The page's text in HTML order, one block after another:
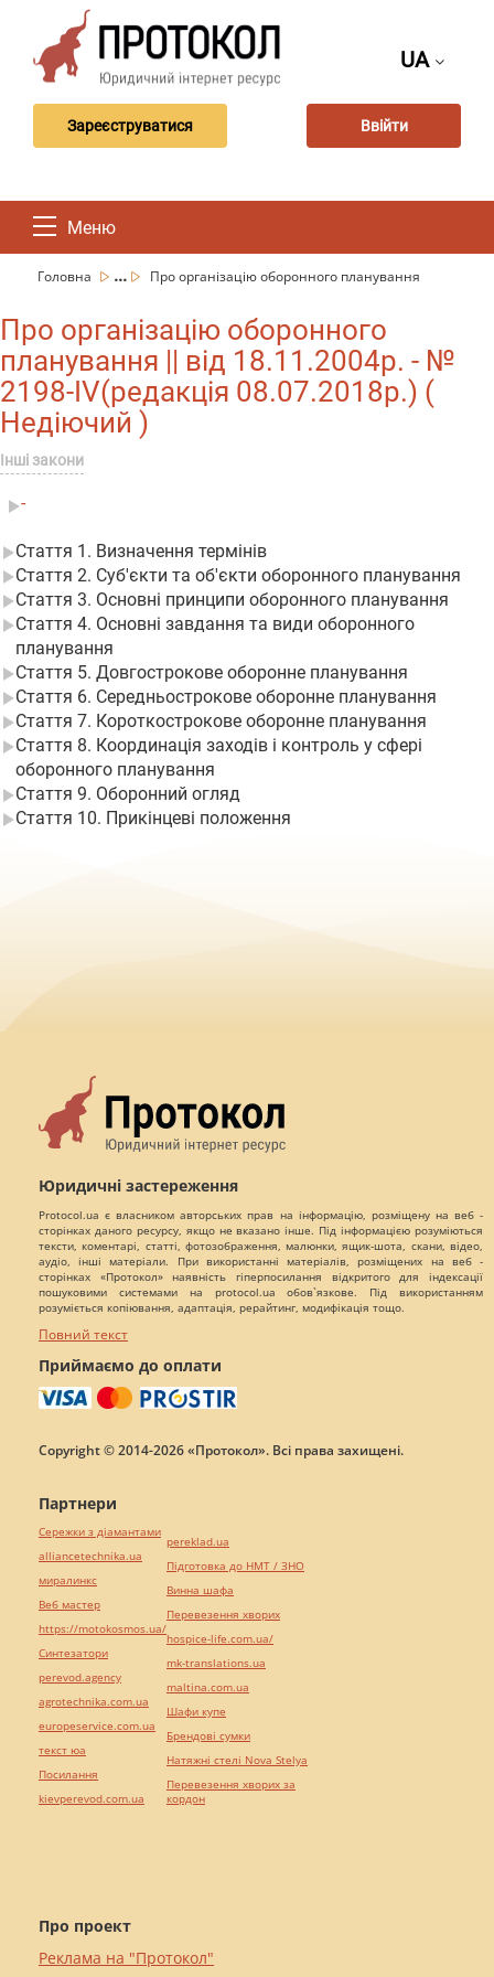
UA
Зареєструватися Ввійти
Меню
Головна ... Про організацію оборонного планування
Про організацію оборонного
планування || від 18.11.2004р. - №
2198-IV(редакція 08.07.2018р.) (
Недіючий )
Інші закони
-
Стаття 1. Визначення термінів
Стаття 2. Суб'єкти та об'єкти оборонного планування
Стаття 3. Основні принципи оборонного планування
Стаття 4. Основні завдання та види оборонного
планування
Стаття 5. Довгострокове оборонне планування
Стаття 6. Середньострокове оборонне планування
Стаття 7. Короткострокове оборонне планування
Стаття 8. Координація заходів і контроль у сфері
оборонного планування
Стаття 9. Оборонний огляд
Стаття 10. Прикінцеві положення
Юридичні застереження
Protocol.ua є власником авторських прав на інформацію, розміщену на веб -
сторінках даного ресурсу, якщо не вказано інше. Під інформацією розуміються
тексти, коментарі, статті, фотозображення, малюнки, ящик-шота, скани, відео,
аудіо, інші матеріали. При використанні матеріалів, розміщених на веб -
сторінках «Протокол» наявність гіперпосилання відкритого для індексації
пошуковими системами на protocol.ua обов`язкове. Під використанням
розуміється копіювання, адаптація, рерайтинг, модифікація тощо.
Повний текст
Приймаємо до оплати
Copyright © 2014-2026 «Протокол». Всі права захищені.
Про проект
Реклама на "Протокол"
Партнери
Сережки з діамантами
alliancetechnika.ua
миралинкс
Веб мастер
https://motokosmos.ua/
Синтезатори
perevod.agency
agrotechnika.com.ua
europeservice.com.ua
текст юа
Посилання
kievperevod.com.ua
pereklad.ua
Підготовка до НМТ / ЗНО
Винна шафа
Перевезення хворих
hospice-life.com.ua/
mk-translations.ua
maltina.com.ua
Шафи купе
Брендові сумки
Натяжні стелі Nova Stelya
Перевезення хворих за
кордон